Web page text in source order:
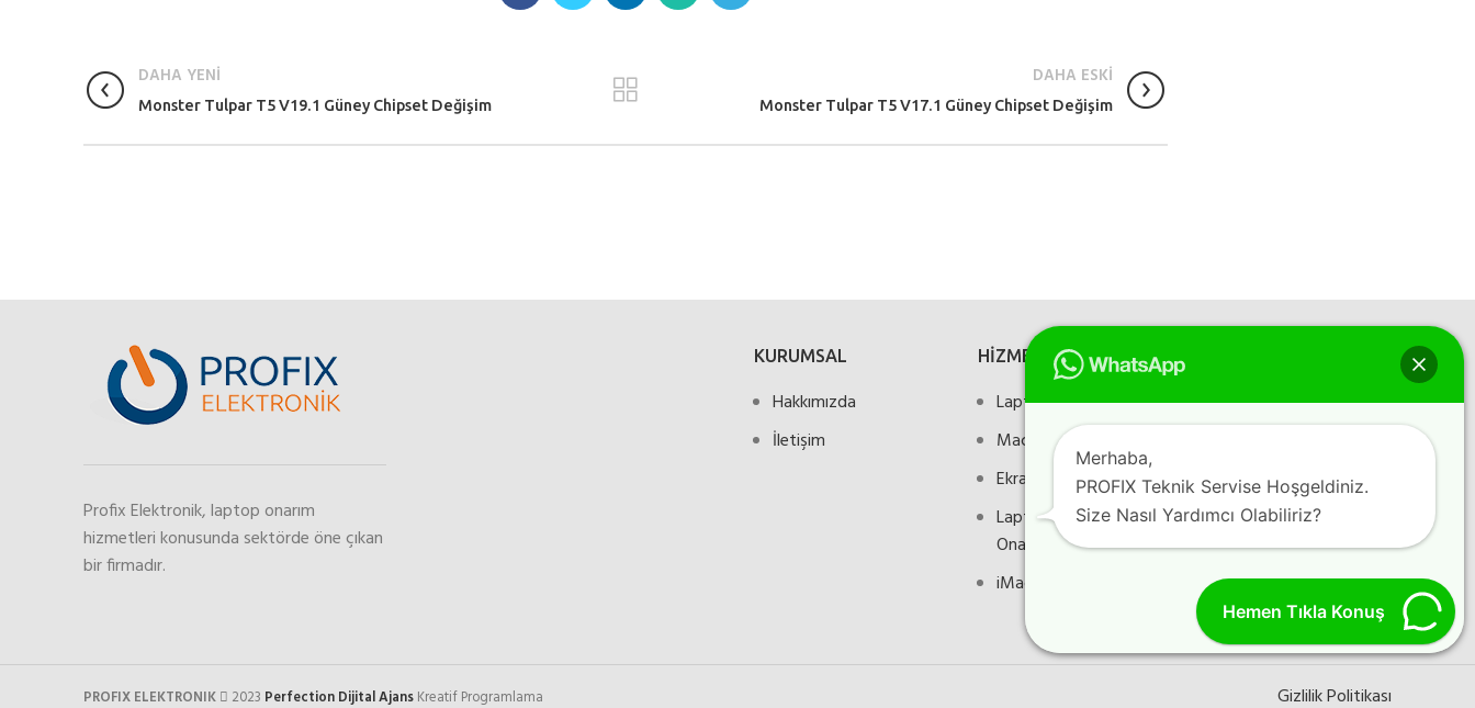
DAHA YENİ
Monster Tulpar T5 V19.1 Güney Chipset Değişim
DAHA ESKİ
Monster Tulpar T5 V17.1 Güney Chipset Değişim
Profix Elektronik, laptop onarım
hizmetleri konusunda sektörde öne çıkan
bir firmadır.
KURUMSAL
Hakkımızda
İletişim
HİZMETLERİMİZ
Laptop Onarım
Macbook Onarım
Ekran Kartı Onarım
Laptop Anakart
Onarım
iMac Onarım
Bizi sosyal medyada
takip edin
Instagram
Facebook
YouTube
PROFIX ELEKTRONIK 2023 Perfection Dijital AjansKreatif Programlama Gizlilik Politikası
Hemen Tıkla Konuş
Merhaba,
PROFIX Teknik Servise Hoşgeldiniz.
Size Nasıl Yardımcı Olabiliriz?